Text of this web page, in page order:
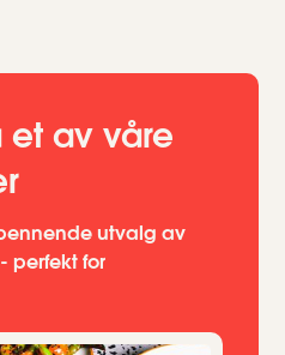
av våre
utvalg av
perfekt for